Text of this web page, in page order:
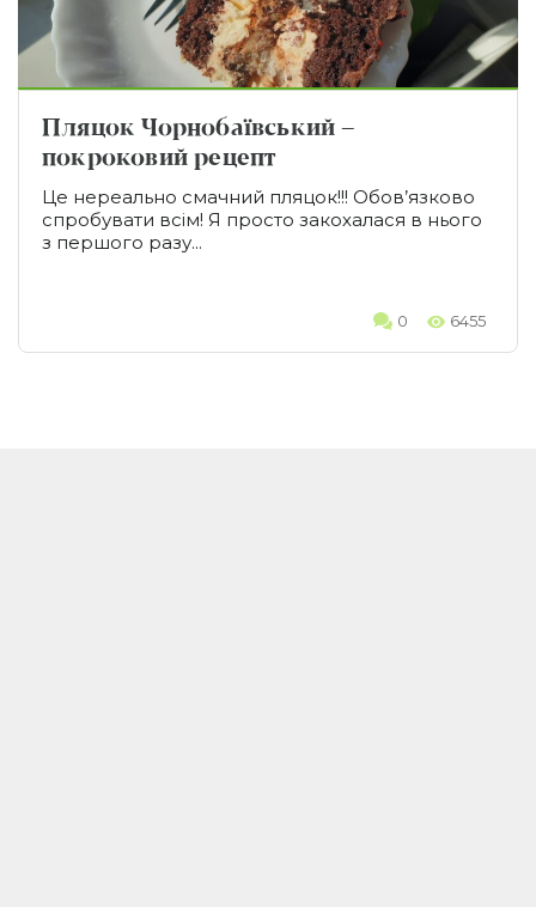
Пляцок Чорнобаївський –
покроковий рецепт
Це нереально смачний пляцок!!! Обов’язково
спробувати всім! Я просто закохалася в нього
з першого разу...
0 6455